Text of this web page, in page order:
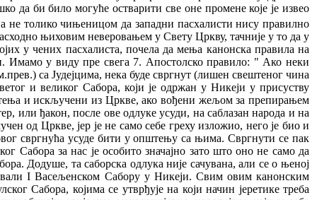
да би било могуће остварити све оне промене које је извео
време уочава у животу појединих Православних Цркава, а испољава се у томе да се Пасха празнује по старој Православној пасхалији, а да се сви непокретни празници славе по новом календару. Али такав мешовити календар је неприхватљив за православне, пошто он за собом повлачи нарушавање других црквених одредаба које се налазе у Уставу и које свето и непоколебиво треба да чувамо, као они који су увек послушни нашој Мајци Цркви. А грех новокалендараца је управо ова непослушност. Кад ово кажемо, имамо у виду то да они нарушавају одредбе Устава које се тичу непокретних празника. Црква је у "Типику” поставила одређене временске границеу оквиру којих се празнују они непокретни празници који падајуу току свете Четрдесетнице. Тако се, на пример, празник Обретења главе светог Јована Крститеља слави се од среде Месопусне недеље (најраније) па до уторка четврте недеље Великог поста (најкасније). Но ове оквире новокалендарци потиру, јер они све непокретне празнике славе дванаест дана раније. Исто се може рећи и за празник Благовести (25. марта). По Уставу (Типику) Благовести се празнују у раздобљу од четвртка треће недеље Великог поста па до среде Светле седмице. Међутим, са увођењем новог календара, време празновања Благовести је од петка прве недеље па све до четвртка шесте недеље Великог поста. Но овиме се не исцрпљу је грех новока лендара ца према правилима Цркве и њеног Типика. Преступање временских граница које су одређене као оквир за празновање великих празника води новокалендарце на даља кршења одредаба Типика које се односе на велике празнике. Црква је предвидела могућност да неки велики непокретни празник падне у исти дан када и неки покретни празник, или у исти дан са одређеним данима Великог поста. За све те слу чајеве Црква је установила тачан богослужбени поредак. Но, рушећи постављене временске оквире, новокалендарци уништавају и установљени поредак Православне Цркве. Зато се код новокалендараца никада не могу празновати Благовести у дане Страсне седмице, нити може бити Кирио-Пасхе, односно празновања Благовести на сам дан Пасхе, чиме се отворено крши црквени Устав. Новокалендарци особито дрско крше Устав у погледу празника светих Апостола Петра и Павла. Света Црква тако поштује ове велике апостоле да је пре њиховог празника (29. јуна) одредила пост, који може трајати од 8 до 42 дана. Али са увођењем новог календара, овај пост се, супротно Уставу, увек скраћује. А када се Пасха празнује у периоду од 20. до 25. априла, Петровски пост се потпуно изоставља, јер за њега не остаје времена. Неко ће можда рећи да кршење Типика и није тежак грех, јер се ту не ради о одступању од догмата. Међутим, ни Христове речи: "Ако ни Цркву не послуша, нека ти буде као незнабожац и цариник” (Мт. 18,17) не говоре да се ради о кршењу догматских истина наше вере (одн. да Христос овде мисли на кршење догмата, прим. прев.). Па ипак, по сведочанству ових божанских речи, ко од нас буде непослушан Цркви, тај се одсеца од ње и ставља у ред тешких грешника, јер се у том слу чају одређује тешка казна – одлучење од Цркве. При томе, овај грех непослушности према Цркви, кршењем њеног Устава, новокалендарци врше отворено и бестидно. С тачке гледишта православне вере, за чеда свете Цркве овакав омаловажавајући однос према Типику је недопустив, исто као што је недопустиво и одступање од догмата и канонских правила. И то је сасвим разумљиво. Као што наше занемаривање догматских и канонских дефиниција и правила води одступању од Православља, истом одступању води и описано нарушавање Типика. На име, Типик је за нас свештени закон, који нас руководи у нашем православном богоугађању кроз